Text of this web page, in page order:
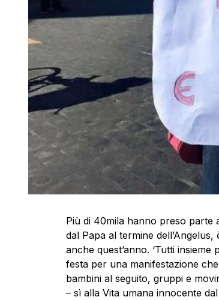
Più di 40mila hanno preso parte
dal Papa al termine
anche quest’anno. ‘Tutti insieme
festa per una manifestazione
bambini al seguito, gruppi e
– sì alla Vitaumana innocente